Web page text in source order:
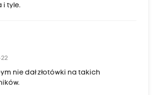
i tyle.
nie dał złotówki na takich